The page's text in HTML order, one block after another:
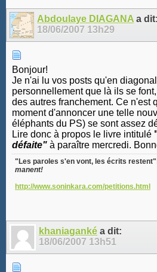
Abdoulaye DIAGANA a dit:
18/06/2007 13h29
Bonjour!
Je n'ai lu vos posts qu'en
personnellement que là ils se
des autres franchement. Ce n'est
moment d'annoncer une telle
éléphants du PS) se sont assez
Lire donc à propos le livre intitulé
défaite" à paraître mercredi.
"Les paroles s'en vont, les écrits
manent!
http://www.soninkara.com/petitions.html
khaniaganké a dit:
18/06/2007 13h51